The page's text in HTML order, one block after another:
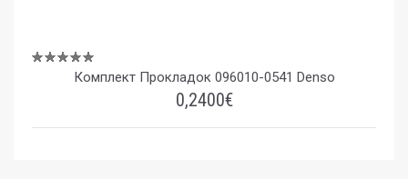
Комплект Прокладок 096010-0541 Denso
0,2400€